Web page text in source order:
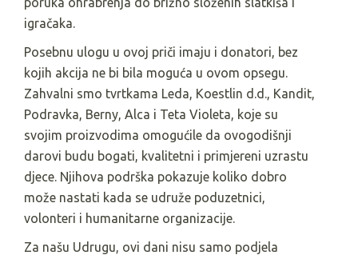
igračaka.
Posebnu ulogu u ovoj priči imaju i donatori, bez
kojih akcija ne bi bila moguća u ovom opsegu.
Zahvalni smo tvrtkama Leda, Koestlin d.d., Kandit,
Podravka, Berny, Alca i Teta Violeta, koje su
svojim proizvodima omogućile da ovogodišnji
darovi budu bogati, kvalitetni i primjereni uzrastu
djece. Njihova podrška pokazuje koliko dobro
može nastati kada se udruže poduzetnici,
volonteri i humanitarne organizacije.
Za našu Udrugu, ovi dani nisu samo podjela